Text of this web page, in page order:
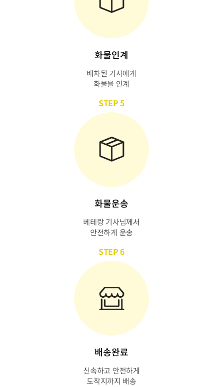
화물인계
배차된 기사에게
화물을 인계
STEP 5
화물운송
베테랑 기사님께서
안전하게 운송
STEP 6
배송완료
신속하고 안전하게
도착지까지 배송